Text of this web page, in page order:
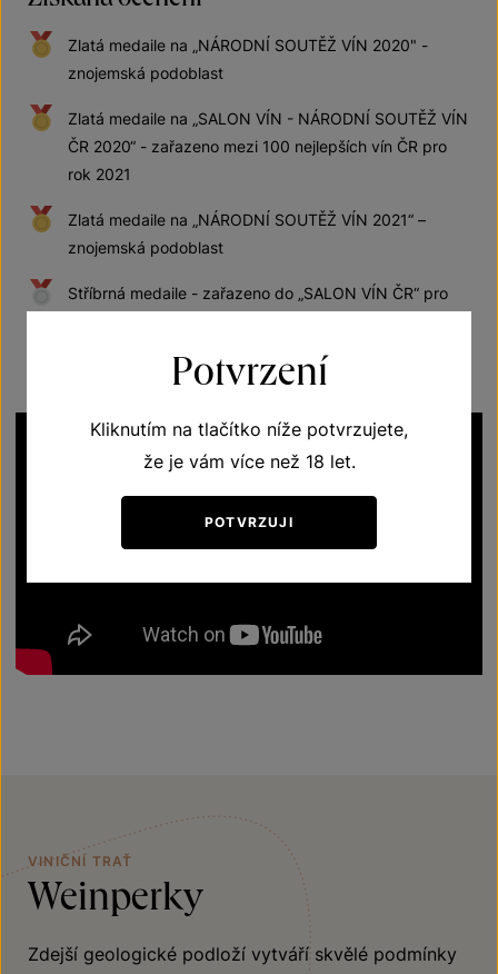
Zlatá medaile na „NÁRODNÍ SOUTĚŽ VÍN 2020" -
znojemská podoblast
Zlatá medaile na „SALON VÍN - NÁRODNÍ SOUTĚŽ VÍN
ČR 2020“ - zařazeno mezi 100 nejlepších vín ČR pro
rok 2021
Zlatá medaile na „NÁRODNÍ SOUTĚŽ VÍN 2021“ –
znojemská podoblast
Stříbrná medaile - zařazeno do „SALON VÍN ČR“ pro
VINIČNÍ TRAŤ
Weinperky
Zdejší geologické podloží vytváří skvělé podmínky
Potvrzení
Kliknutím na tlačítko níže potvrzujete,
že je vám více než 18 let.
POTVRZUJI